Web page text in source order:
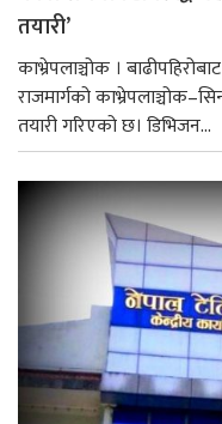
तयारी’
काभ्रेपलाञ्चोक ।
राजमार्गको
तयारी गरिएको छ। डिभिजन...